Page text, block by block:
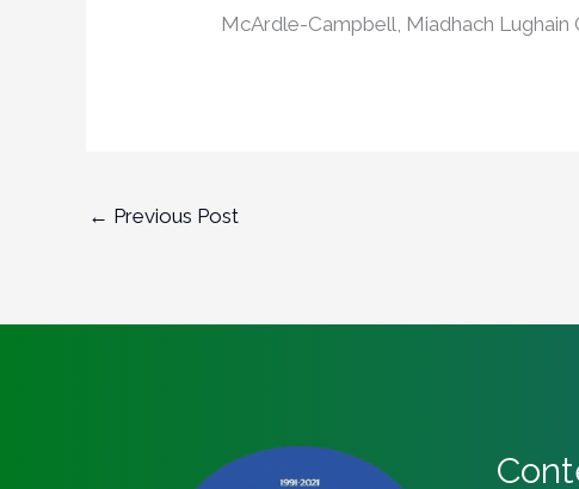
McArdle-Campbell, Miadhach Lughain
← Previous Post